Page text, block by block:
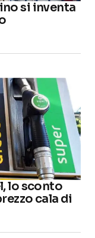
si inventa
lo sconto
cala di